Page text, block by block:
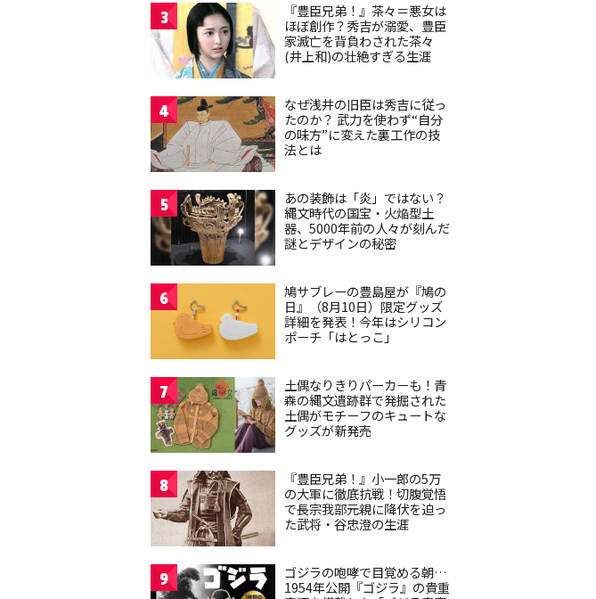
3
『豊臣兄弟！』茶々＝悪女は
ほぼ創作？秀吉が溺愛、豊臣
家滅亡を背負わされた茶々
(井上和)の壮絶すぎる生涯
4
なぜ浅井の旧臣は秀吉に従っ
たのか？ 武力を使わず“自分
の味方”に変えた裏工作の技
法とは
5
あの装飾は「炎」ではない？
縄文時代の国宝・火焔型土
器、5000年前の人々が刻んだ
謎とデザインの秘密
6
鳩サブレーの豊島屋が『鳩の
日』（8月10日）限定グッズ
詳細を発表！今年はシリコン
ポーチ「はとっこ」
7
土偶なりきりパーカーも！青
森の縄文遺跡群で発掘された
土偶がモチーフのキュートな
グッズが新発売
8
『豊臣兄弟！』小一郎の5万
の大軍に徹底抗戦！切腹覚悟
で長宗我部元親に降伏を迫っ
た武将・谷忠澄の生涯
9
ゴジラの咆哮で目覚める朝…
1954年公開『ゴジラ』の貴重